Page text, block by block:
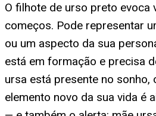
O filhote de urso preto evoca
começos. Pode representar
ou um aspecto da sua
está em formação e precisa
ursa está presente no sonho,
elemento novo da sua vida é